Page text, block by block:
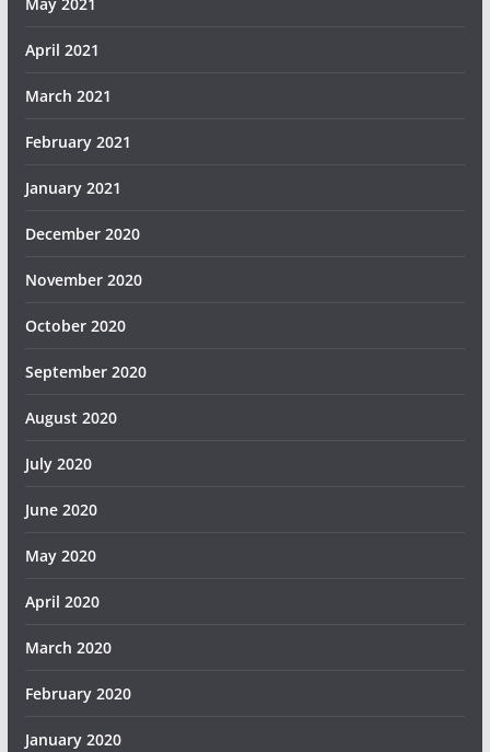
April 2021
March 2021
February 2021
January 2021
December 2020
November 2020
October 2020
September 2020
August 2020
July 2020
June 2020
May 2020
April 2020
March 2020
February 2020
January 2020